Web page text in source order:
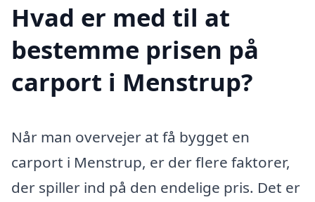
Hvad er med til at
bestemme prisen på
carport i Menstrup?
Når man overvejer at få bygget en
carport i Menstrup, er der flere faktorer,
der spiller ind på den endelige pris. Det er